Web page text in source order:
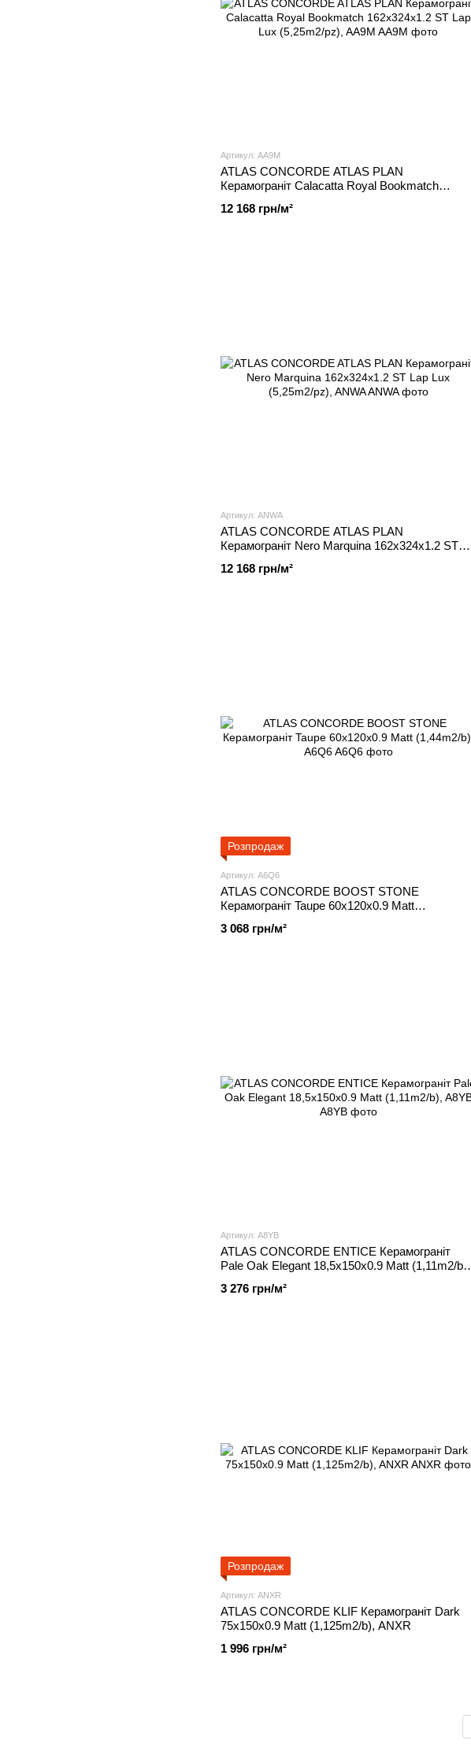
Артикул: AA9M
ATLAS CONCORDE ATLAS PLAN
Керамограніт Calacatta Royal Bookmatch
12 168 грн/м²
Артикул: ANWA
ATLAS CONCORDE ATLAS PLAN
Керамограніт Nero Marquina 162x324x1.2 ST
12 168 грн/м²
Розпродаж
Артикул: A6Q6
ATLAS CONCORDE BOOST STONE
Керамограніт Taupe 60x120x0.9 Matt
3 068 грн/м²
Артикул: A8YB
ATLAS CONCORDE ENTICE Керамограніт
Pale Oak Elegant 18,5x150x0.9 Matt (1,11m2/b),
3 276 грн/м²
Розпродаж
Артикул: ANXR
ATLAS CONCORDE KLIF Керамограніт Dark
75x150x0.9 Matt (1,125m2/b), ANXR
1 996 грн/м²